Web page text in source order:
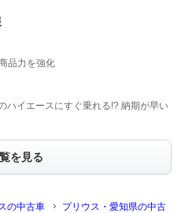
品力を強化
ハイエースにすぐ乗れる!? 納期が早い
を見る
の中古車
プリウス・愛知県の中古